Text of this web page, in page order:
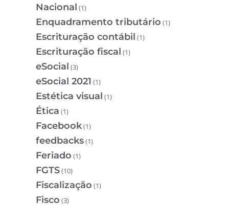
Nacional (1)
Enquadramento tributário (1)
Escrituração contábil (1)
Escrituração fiscal (1)
eSocial (3)
eSocial 2021 (1)
Estética visual (1)
Ética (1)
Facebook(1)
feedbacks(1)
Feriado (1)
FGTS(10)
Fiscalização (1)
Fisco (3)